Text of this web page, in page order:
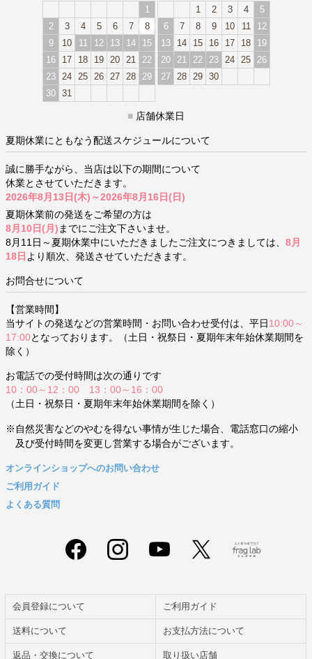
1
2
3 4 5 6 7
8
9
10 11 12 13 14
15
16
17 18 19 20 21
22
23
24 25 26 27 28
29
30 31
1
2 3 4
5
6
7 8 9 10 11
12
13
14 15 16 17 18
19
20
21 22 23 24 25
26
27
28 29 30
■ 店舗休業日
夏期休業にともなう配送スケジュールについて
誠に勝手ながら、当店は以下の期間について
休業とさせていただきます。
2026年8月13日(木)～2026年8月16日(日)
夏期休業前の発送をご希望の方は
8月10日(月) までにご注文下さいませ。
8月11日～夏期休業中にいただきましたご注文につきましては、 8月
18日 より順次、発送させていただきます。
お問合せについて
【営業時間】
当サイトの発送などの営業時間・お問い合わせ受付は、平日 10:00～
17:00となっております。（土日・祝祭日・夏期年末年始休業期間を
除く）
お電話での受付時間は次の通りです
10：00～12：00 13：00～16：00
（土日・祝祭日・夏期年末年始休業期間を除く）
※自然災害などのやむを得ない事情が生じた場合、電話窓口の縮小
及び受付時間を変更し営業する場合がございます。
オンラインショップへのお問い合わせ
ご利用ガイド
よくある質問
会員登録について ご利用ガイド
送料について お支払方法について
返品・交換について 取り扱い店舗